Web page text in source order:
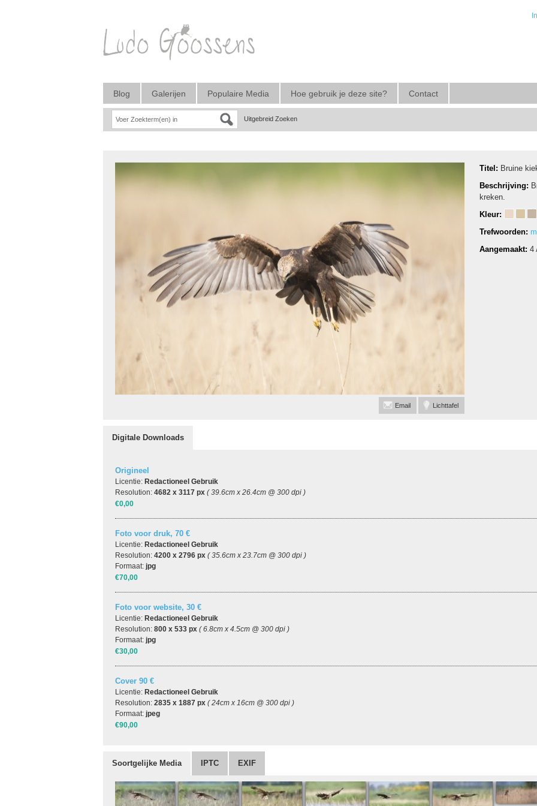
Blog Galerijen Populaire Media Hoe gebruik je deze site? Contact
Uitgebreid Zoeken
Lichttafel
Email
Titel: Bruine
Beschrijving:
kreken.
Kleur:
Trefwoorden:
Aangemaakt: 4
Digitale Downloads
Origineel
Licentie: Redactioneel Gebruik
Resolution: 4682 x 3117 px ( 39.6cm x 26.4cm @ 300 dpi )
€0,00
Foto voor druk, 70 €
Licentie: Redactioneel Gebruik
Resolution: 4200 x 2796 px ( 35.6cm x 23.7cm @ 300 dpi )
Formaat: jpg
€70,00
Foto voor website, 30 €
Licentie: Redactioneel Gebruik
Resolution: 800 x 533 px ( 6.8cm x 4.5cm @ 300 dpi )
Formaat: jpg
€30,00
Cover 90 €
Licentie: Redactioneel Gebruik
Resolution: 2835 x 1887 px ( 24cm x 16cm @ 300 dpi )
Formaat: jpeg
€90,00
Soortgelijke Media IPTC EXIF